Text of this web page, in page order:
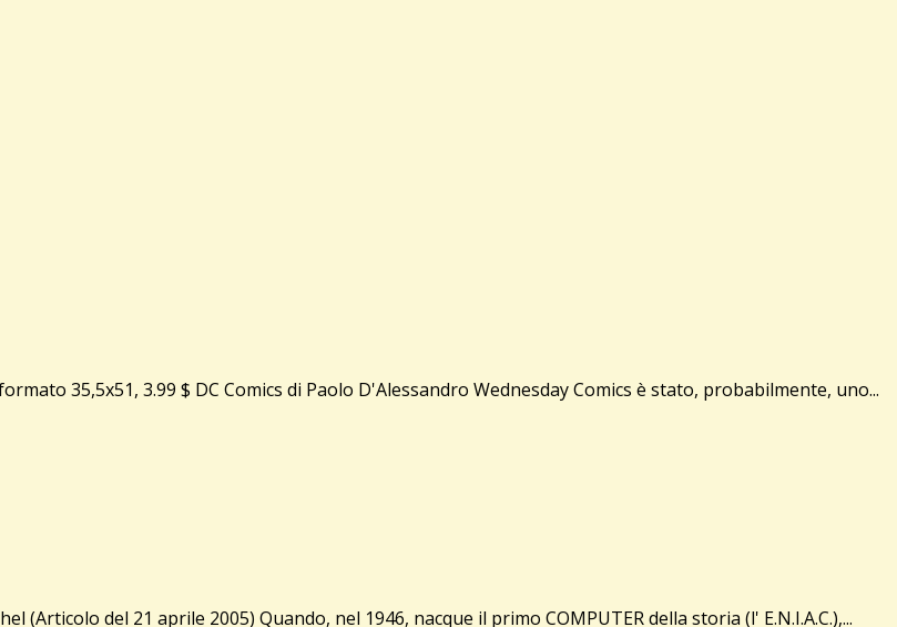
35,5x51, 3.99 $ DC Comics di Paolo D'Alessandro Wednesday Comics è stato, probabilmente, uno...
(Articolo del 21 aprile 2005) Quando, nel 1946, nacque il primo COMPUTER della storia (l' E.N.I.A.C.),...